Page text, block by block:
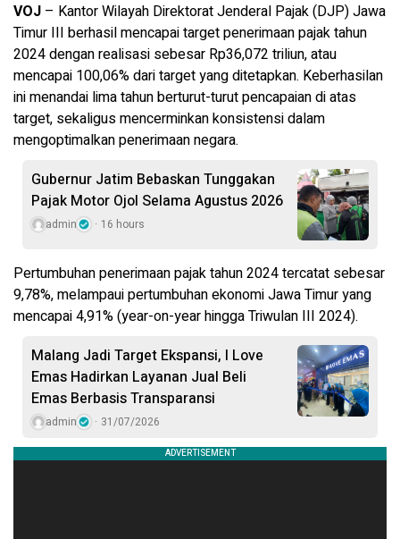
VOJ – Kantor Wilayah Direktorat Jenderal Pajak (DJP) Jawa
Timur III berhasil mencapai target penerimaan pajak tahun
2024 dengan realisasi sebesar Rp36,072 triliun, atau
mencapai 100,06% dari target yang ditetapkan. Keberhasilan
ini menandai lima tahun berturut-turut pencapaian di atas
target, sekaligus mencerminkan konsistensi dalam
mengoptimalkan penerimaan negara.
Gubernur Jatim Bebaskan Tunggakan
Pajak Motor Ojol Selama Agustus 2026
admin 16 hours
Pertumbuhan penerimaan pajak tahun 2024 tercatat sebesar
9,78%, melampaui pertumbuhan ekonomi Jawa Timur yang
mencapai 4,91% (year-on-year hingga Triwulan III 2024).
Malang Jadi Target Ekspansi, I Love
Emas Hadirkan Layanan Jual Beli
Emas Berbasis Transparansi
admin 31/07/2026